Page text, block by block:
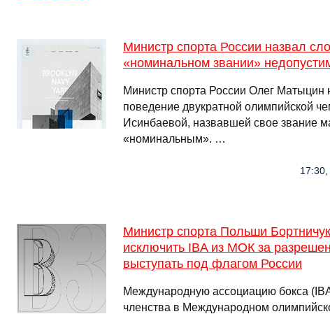
Министр спорта России назвал
«номинальном звании»
Министр спорта России Олег Матыцин
поведение двукратной олимпийской
Исинбаевой, назвавшей свое звание
«номинальным». …
Министр спорта Польши
исключить IBA из МОК за
выступать под флагом России
Международную ассоциацию бокса
членства в Международном